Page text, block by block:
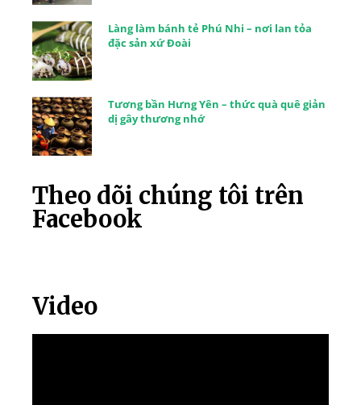
Làng làm bánh tẻ Phú Nhi – nơi lan tỏa
đặc sản xứ Đoài
Tương bần Hưng Yên – thức quà quê giản
dị gây thương nhớ
Theo dõi chúng tôi trên
Facebook
Video